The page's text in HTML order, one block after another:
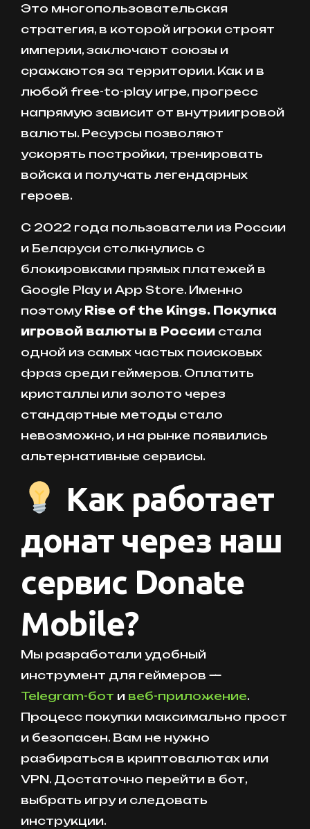
Это многопользовательская
стратегия, в которой игроки строят
империи, заключают союзы и
сражаются за территории. Как и в
любой free-to-play игре, прогресс
напрямую зависит от внутриигровой
валюты. Ресурсы позволяют
ускорять постройки, тренировать
войска и получать легендарных
героев.
С 2022 года пользователи из России
и Беларуси столкнулись с
блокировками прямых платежей в
Google Play и App Store. Именно
поэтому Rise of the Kings. Покупка
игровой валюты в России стала
одной из самых частых поисковых
фраз среди геймеров. Оплатить
кристаллы или золото через
стандартные методы стало
невозможно, и на рынке появились
альтернативные сервисы.
Как работает
донат через наш
сервис Donate
Mobile?
Мы разработали удобный
инструмент для геймеров —
Telegram-бот и веб-приложение.
Процесс покупки максимально прост
и безопасен. Вам не нужно
разбираться в криптовалютах или
VPN. Достаточно перейти в бот,
выбрать игру и следовать
инструкции.